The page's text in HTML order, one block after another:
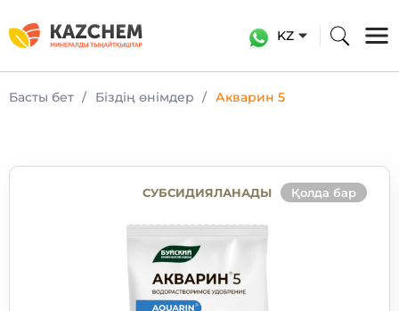
KZ
Басты бет Біздің өнімдер Акварин 5
СУБСИДИЯЛАНАДЫ Қолда бар